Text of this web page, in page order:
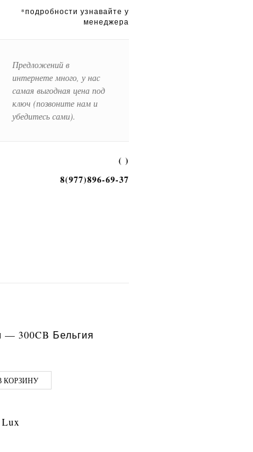
*подробности узнавайте у
менеджера
Предложений в
интернете много, у нас
самая выгодная цена под
ключ (позвоните нам и
убедитесь сами).
( )
8(977)896-69-37
— 300CB Бельгия
КОРЗИНУ